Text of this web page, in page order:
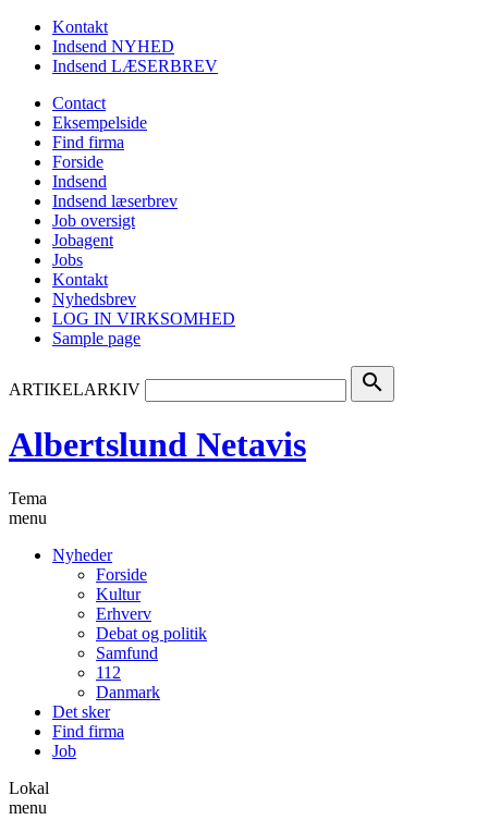
Kontakt
Indsend NYHED
Indsend LÆSERBREV
Contact
Eksempelside
Find firma
Forside
Indsend
Indsend læserbrev
Job oversigt
Jobagent
Jobs
Kontakt
Nyhedsbrev
LOG IN VIRKSOMHED
Sample page
ARTIKELARKIV search
Albertslund Netavis
Tema
menu
Nyheder
Forside
Kultur
Erhverv
Debat og politik
Samfund
112
Danmark
Det sker
Find firma
Job
Lokal
menu